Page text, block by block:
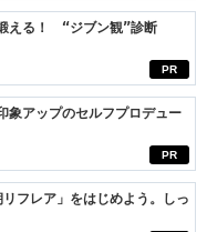
PR
える！ “ジブン観”診断
PR
アップのセルフプロデュー
フレア」をはじめよう。しっ